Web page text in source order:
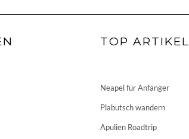
TOP ARTIKEL
Neapel für Anfänger
Plabutsch wandern
Apulien Roadtrip